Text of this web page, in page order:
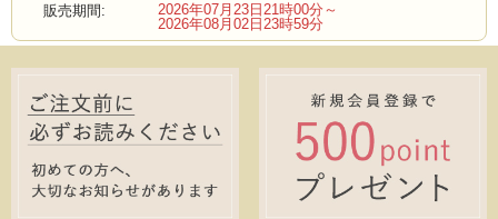
販売期間:
2026年07月23日21時00分～
2026年08月02日23時59分